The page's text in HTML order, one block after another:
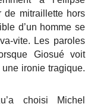
de mitraillette hors
d’un homme se
vite. Les paroles
Giosué voit
ironie tragique.
choisi Michel